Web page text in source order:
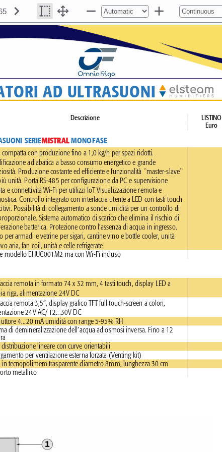
AD ULTRASUONI
Descrizione
LISTINO
Euro
SERIE MISTRAL MONOFASE
compatta con produzione fino a 1,0 kg/h per spazi ridotti.
adiabatica a basso consumo energetico e grande
Produzione costante ed efficiente e funzionalità ``master-slave``
unità. Porta RS-485 per configurazione da PC e supervisione
e connettività Wi-Fi per utilizzi IoT Visualizzazione remota e
Controllo integrato con interfaccia utente a LED con tasti touch
Possibilità di collegamento a sonde umidità per un controllo di
Sistema automatico di scarico che elimina il rischio di
batterica. Protezione contro l’assenza di acqua in ingresso.
per armadi e vetrine per sigari, cantine vino e bottle cooler, unità
aria, fan coil, unità e celle refrigerate
modello EHUC001M2 ma con Wi-Fi incluso
remota in formato 74 x 32 mm, 4 tasti touch, display LED a
riga, alimentazione 24V DC
remota 3,5”, display grafico TFT full touch-screen a colori,
24V AC/ 12...30V DC
4...20 mA umidità con range 5-95% RH
di demineralizzazione dell’acqua ad osmosi inversa. Fino a 12
distribuzione lineare con curve orientabili
per ventilazione esterna forzata (Venting kit)
in tecnopolimero trasparente diametro 8mm, lunghezza 30 cm
metallico